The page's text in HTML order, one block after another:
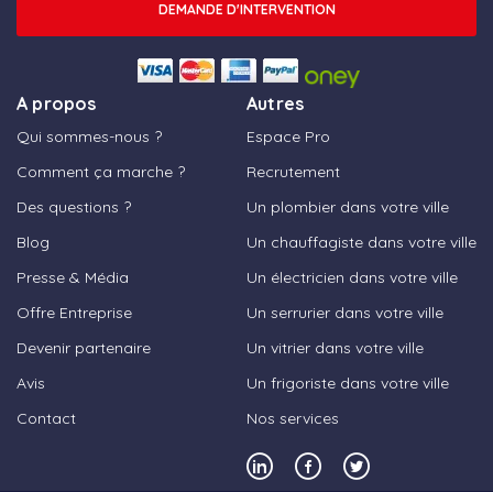
A propos
Qui sommes-nous ?
Comment ça marche ?
Des questions ?
Blog
Presse & Média
Offre Entreprise
Devenir partenaire
Avis
Contact
Autres
Espace Pro
Recrutement
Un plombier dans votre ville
Un chauffagiste dans votre ville
Un électricien dans votre ville
Un serrurier dans votre ville
Un vitrier dans votre ville
Un frigoriste dans votre ville
Nos services
DEMANDE D'INTERVENTION